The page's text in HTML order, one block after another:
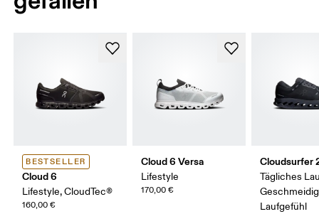
BESTSELLER
Cloud 6
Lifestyle, CloudTec®
160,00 €
Cloud 6 Versa
Lifestyle
170,00 €
Cloudsurfer
Tägliches
Laufgefühl